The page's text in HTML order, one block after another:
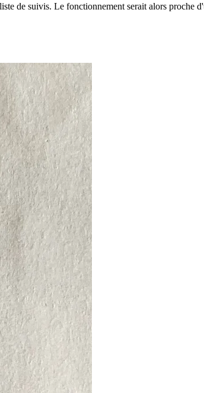
de suivis. Le fonctionnement serait alors proche